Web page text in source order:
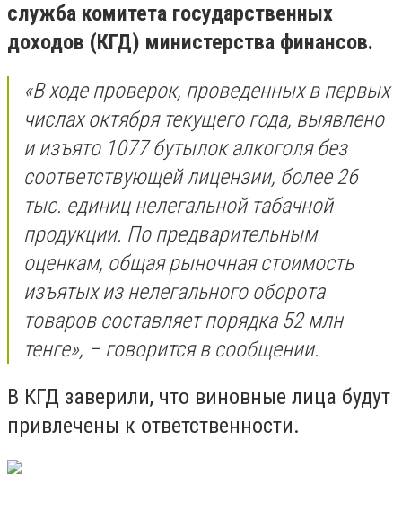
служба комитета государственных
доходов (КГД) министерства финансов.
«В ходе проверок, проведенных в первых
числах октября текущего года, выявлено
и изъято 1077 бутылок алкоголя без
соответствующей лицензии, более 26
тыс. единиц нелегальной табачной
продукции. По предварительным
оценкам, общая рыночная стоимость
изъятых из нелегального оборота
товаров составляет порядка 52 млн
тенге», – говорится в сообщении.
В КГД заверили, что виновные лица будут
привлечены к ответственности.